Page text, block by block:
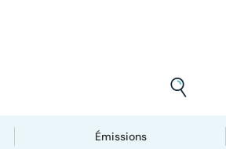
Émissions